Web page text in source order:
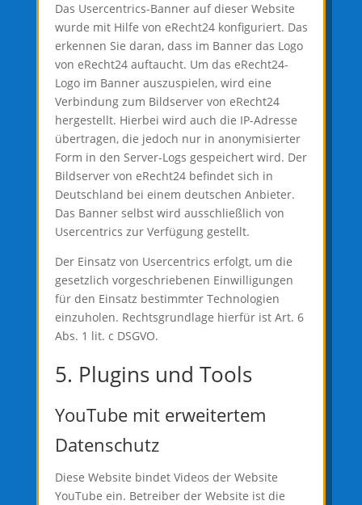
Das Usercentrics-Banner auf dieser Website
wurde mit Hilfe von eRecht24 konfiguriert. Das
erkennen Sie daran, dass im Banner das Logo
von eRecht24 auftaucht. Um das eRecht24-
Logo im Banner auszuspielen, wird eine
Verbindung zum Bildserver von eRecht24
hergestellt. Hierbei wird auch die IP-Adresse
übertragen, die jedoch nur in anonymisierter
Form in den Server-Logs gespeichert wird. Der
Bildserver von eRecht24 befindet sich in
Deutschland bei einem deutschen Anbieter.
Das Banner selbst wird ausschließlich von
Usercentrics zur Verfügung gestellt.
Der Einsatz von Usercentrics erfolgt, um die
gesetzlich vorgeschriebenen Einwilligungen
für den Einsatz bestimmter Technologien
einzuholen. Rechtsgrundlage hierfür ist Art. 6
Abs. 1 lit. c DSGVO.
5. Plugins und Tools
YouTube mit erweitertem
Datenschutz
Diese Website bindet Videos der Website
YouTube ein. Betreiber der Website ist die